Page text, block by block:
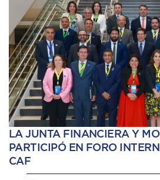
LA JUNTA FINANCIERA Y
PARTICIPÓ EN FORO
CAF